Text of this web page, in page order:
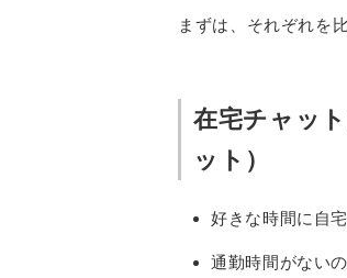
まずは、それぞれを
在宅チャッ
ット）
好きな時間に自
通勤時間がない